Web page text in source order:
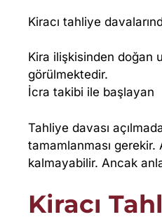
Kiracı tahliye
Kira ilişkisinden doğan
görülmektedir.
İcra takibi ile başlayan
Tahliye davası
tamamlanması gerekir.
kalmayabilir. Ancak
Kiracı